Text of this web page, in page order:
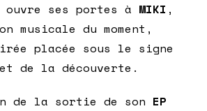
ouvre ses portes à MIKI ,
musicale du moment,
placée sous le signe
de la découverte.
de la sortie de son EP